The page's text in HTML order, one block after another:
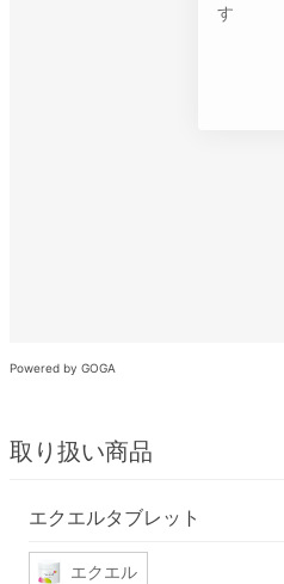
す
Powered by GOGA
取り扱い商品
エクエルタブレット
エクエル